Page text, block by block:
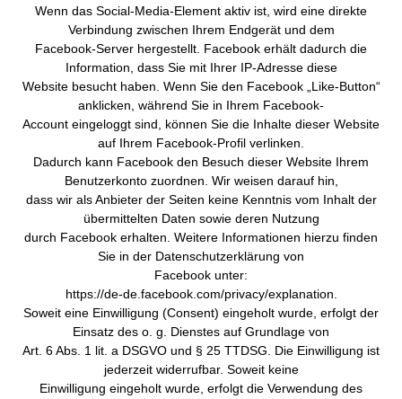
Wenn das Social-Media-Element aktiv ist, wird eine direkte
Verbindung zwischen Ihrem Endgerät und dem
Facebook-Server hergestellt. Facebook erhält dadurch die
Information, dass Sie mit Ihrer IP-Adresse diese
Website besucht haben. Wenn Sie den Facebook „Like-Button“
anklicken, während Sie in Ihrem Facebook-
Account eingeloggt sind, können Sie die Inhalte dieser Website
auf Ihrem Facebook-Profil verlinken.
Dadurch kann Facebook den Besuch dieser Website Ihrem
Benutzerkonto zuordnen. Wir weisen darauf hin,
dass wir als Anbieter der Seiten keine Kenntnis vom Inhalt der
übermittelten Daten sowie deren Nutzung
durch Facebook erhalten. Weitere Informationen hierzu finden
Sie in der Datenschutzerklärung von
Facebook unter:
https://de-de.facebook.com/privacy/explanation.
Soweit eine Einwilligung (Consent) eingeholt wurde, erfolgt der
Einsatz des o. g. Dienstes auf Grundlage von
Art. 6 Abs. 1 lit. a DSGVO und § 25 TTDSG. Die Einwilligung ist
jederzeit widerrufbar. Soweit keine
Einwilligung eingeholt wurde, erfolgt die Verwendung des